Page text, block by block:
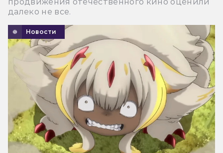
продвижения отечественного кино оценили
далеко не все.
Новости